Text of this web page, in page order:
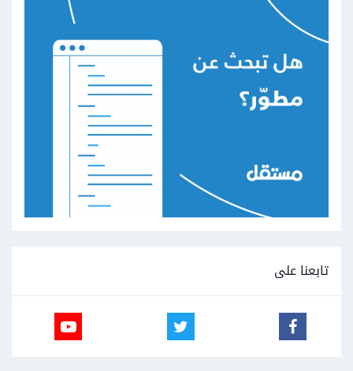
تابعنا على